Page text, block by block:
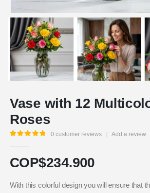
Vase with 12
Roses
0 customer reviews Add a review
COP$234.900
With this colorful design you will ensure that